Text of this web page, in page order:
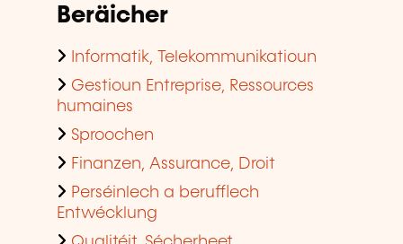
Beräicher
Informatik, Telekommunikatioun
Gestioun Entreprise, Ressources
humaines
Sproochen
Finanzen, Assurance, Droit
Perséinlech a berufflech
Entwécklung